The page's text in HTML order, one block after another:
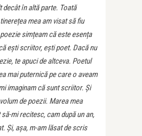
decât în altă parte. Toată
mea am visat să fiu
simțeam că este esența
ești scriitor, ești poet. Dacă nu
te apuci de altceva. Poetul
mai puternică pe care o aveam
imaginam că sunt scriitor. Și
de poezii. Marea mea
mi recitesc, cam după un an,
Și, așa, m-am lăsat de scris